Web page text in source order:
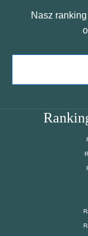
Nasz